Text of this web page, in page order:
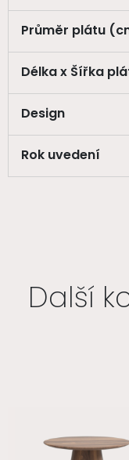
Průměr plátu
Délka x Šířka
Design
Rok uvedení
Další